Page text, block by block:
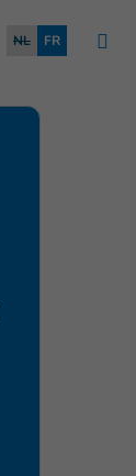
NL FR